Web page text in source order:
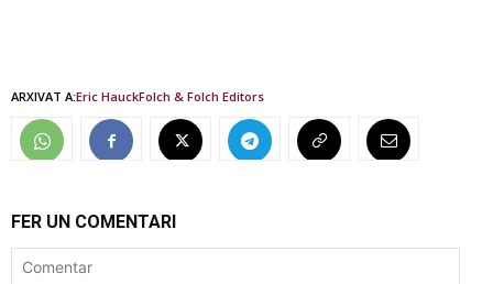
ARXIVAT A:Eric HauckFolch & Folch Editors
FER UN COMENTARI